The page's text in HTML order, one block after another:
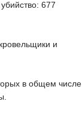
677
и
в общем числе